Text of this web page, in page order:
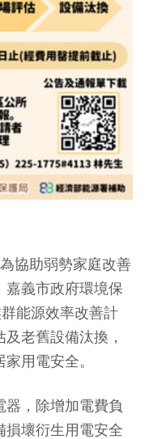
協助弱勢家庭改善
嘉義市政府環境保
能源效率改善計
老舊設備汰換，
用電安全。
器，除增加電費負
損壞衍生用電安全